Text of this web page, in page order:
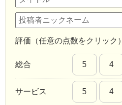
評価（任意の点数をクリック）
総合 5 4
サービス 5 4